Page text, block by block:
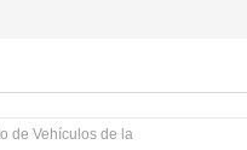
de Vehículos de la